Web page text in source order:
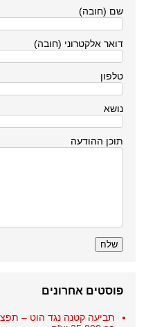
שם (חובה)
דואר אלקטרוני (חובה)
טלפון
נושא
תוכן ההודעה
פוסטים אחרונים
תביעה קטנה נגד הוט –